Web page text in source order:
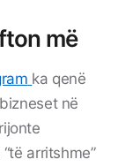
më
ka qenë
në
arritshme”